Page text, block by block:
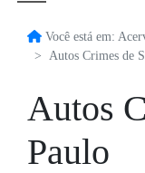
Você está em:
Autos Crimes de
Autos
Paulo